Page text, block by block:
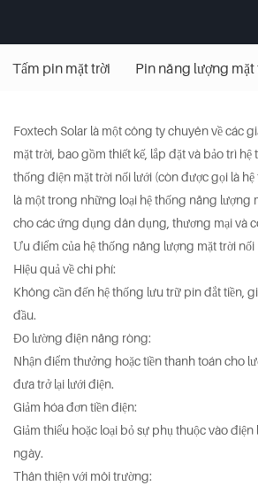
Tấm pin mặt trời Pin năng lượng mặt
Foxtech Solar là một công ty chuyên về các
mặt trời, bao gồm thiết kế, lắp đặt và bảo trì hệ
thống điện mặt trời nối lưới (còn được gọi là
là một trong những loại hệ thống năng lượng
cho các ứng dụng dân dụng, thương mại và
Ưu điểm của hệ thống năng lượng mặt trời
Hiệu quả về chi phí:
Không cần đến hệ thống lưu trữ pin đắt tiền,
đầu.
Đo lường điện năng ròng:
Nhận điểm thưởng hoặc tiền thanh toán cho
đưa trở lại lưới điện.
Giảm hóa đơn tiền điện:
Giảm thiểu hoặc loại bỏ sự phụ thuộc vào
ngày.
Thân thiện với môi trường: